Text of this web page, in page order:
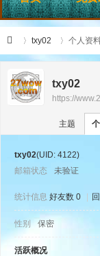
›
txy02
›
个人资
txy02
https://
主题
txy02(UID: 4122)
邮箱状态
未验证
统计信息 好友数 0
性别 保密
活跃概况